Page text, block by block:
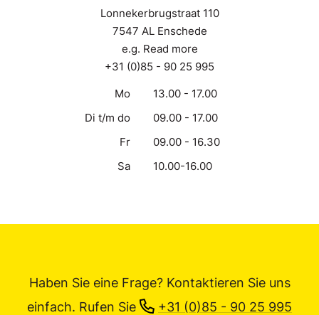
Lonnekerbrugstraat 110
7547 AL Enschede
e.g. Read more
+31 (0)85 - 90 25 995
Mo
13.00 - 17.00
Di t/m do
09.00 - 17.00
Fr
09.00 - 16.30
Sa
10.00-16.00
Haben Sie eine Frage? Kontaktieren Sie uns
einfach. Rufen Sie
+31 (0)85 - 90 25 995